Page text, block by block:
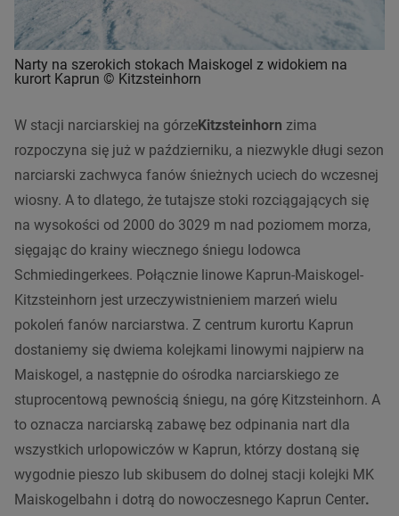
Narty na szerokich stokach Maiskogel z widokiem na
kurort Kaprun © Kitzsteinhorn
W stacji narciarskiej na górzeKitzsteinhorn zima
rozpoczyna się już w październiku, a niezwykle długi sezon
narciarski zachwyca fanów śnieżnych uciech do wczesnej
wiosny. A to dlatego, że tutajsze stoki rozciągających się
na wysokości od 2000 do 3029 m nad poziomem morza,
sięgając do krainy wiecznego śniegu lodowca
Schmiedingerkees. Połącznie linowe Kaprun-Maiskogel-
Kitzsteinhorn jest urzeczywistnieniem marzeń wielu
pokoleń fanów narciarstwa. Z centrum kurortu Kaprun
dostaniemy się dwiema kolejkami linowymi najpierw na
Maiskogel, a następnie do ośrodka narciarskiego ze
stuprocentową pewnością śniegu, na górę Kitzsteinhorn. A
to oznacza narciarską zabawę bez odpinania nart dla
wszystkich urlopowiczów w Kaprun, którzy dostaną się
wygodnie pieszo lub skibusem do dolnej stacji kolejki MK
Maiskogelbahn i dotrą do nowoczesnego Kaprun Center.